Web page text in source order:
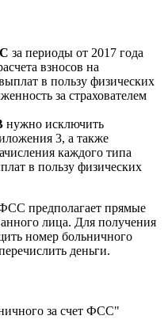
за периоды от 2017 года
взносов на
в пользу физических
за страхователем
нужно исключить
3, а также
каждого типа
в пользу физических
предполагает прямые
лица. Для получения
номер больничного
деньги.
за счет ФСС"